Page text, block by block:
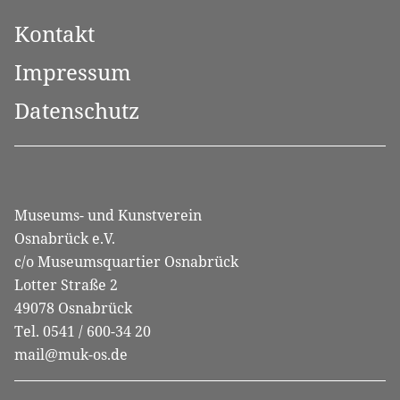
Kontakt
Impressum
Datenschutz
Museums- und Kunstverein
Osnabrück e.V.
c/o Museumsquartier Osnabrück
Lotter Straße 2
49078 Osnabrück
Tel. 0541 / 600-34 20
mail@muk-os.de